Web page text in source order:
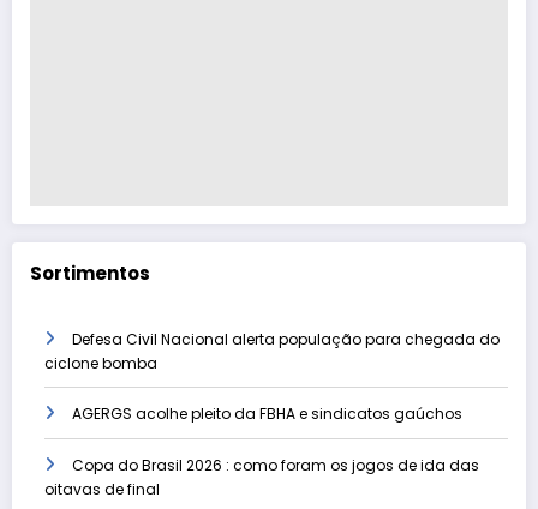
Sortimentos
Defesa Civil Nacional alerta população para chegada do
ciclone bomba
AGERGS acolhe pleito da FBHA e sindicatos gaúchos
Copa do Brasil 2026 : como foram os jogos de ida das
oitavas de final